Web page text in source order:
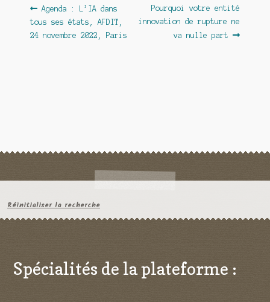
Navigation
de
Article
précédent :
Agenda : L’IA dans
tous ses états, AFDIT,
24 novembre 2022, Paris
Article
suivant :
Pourquoi votre entité
innovation de rupture ne
va nulle part
Réinitialiser la recherche
Spécialités de la plateforme :